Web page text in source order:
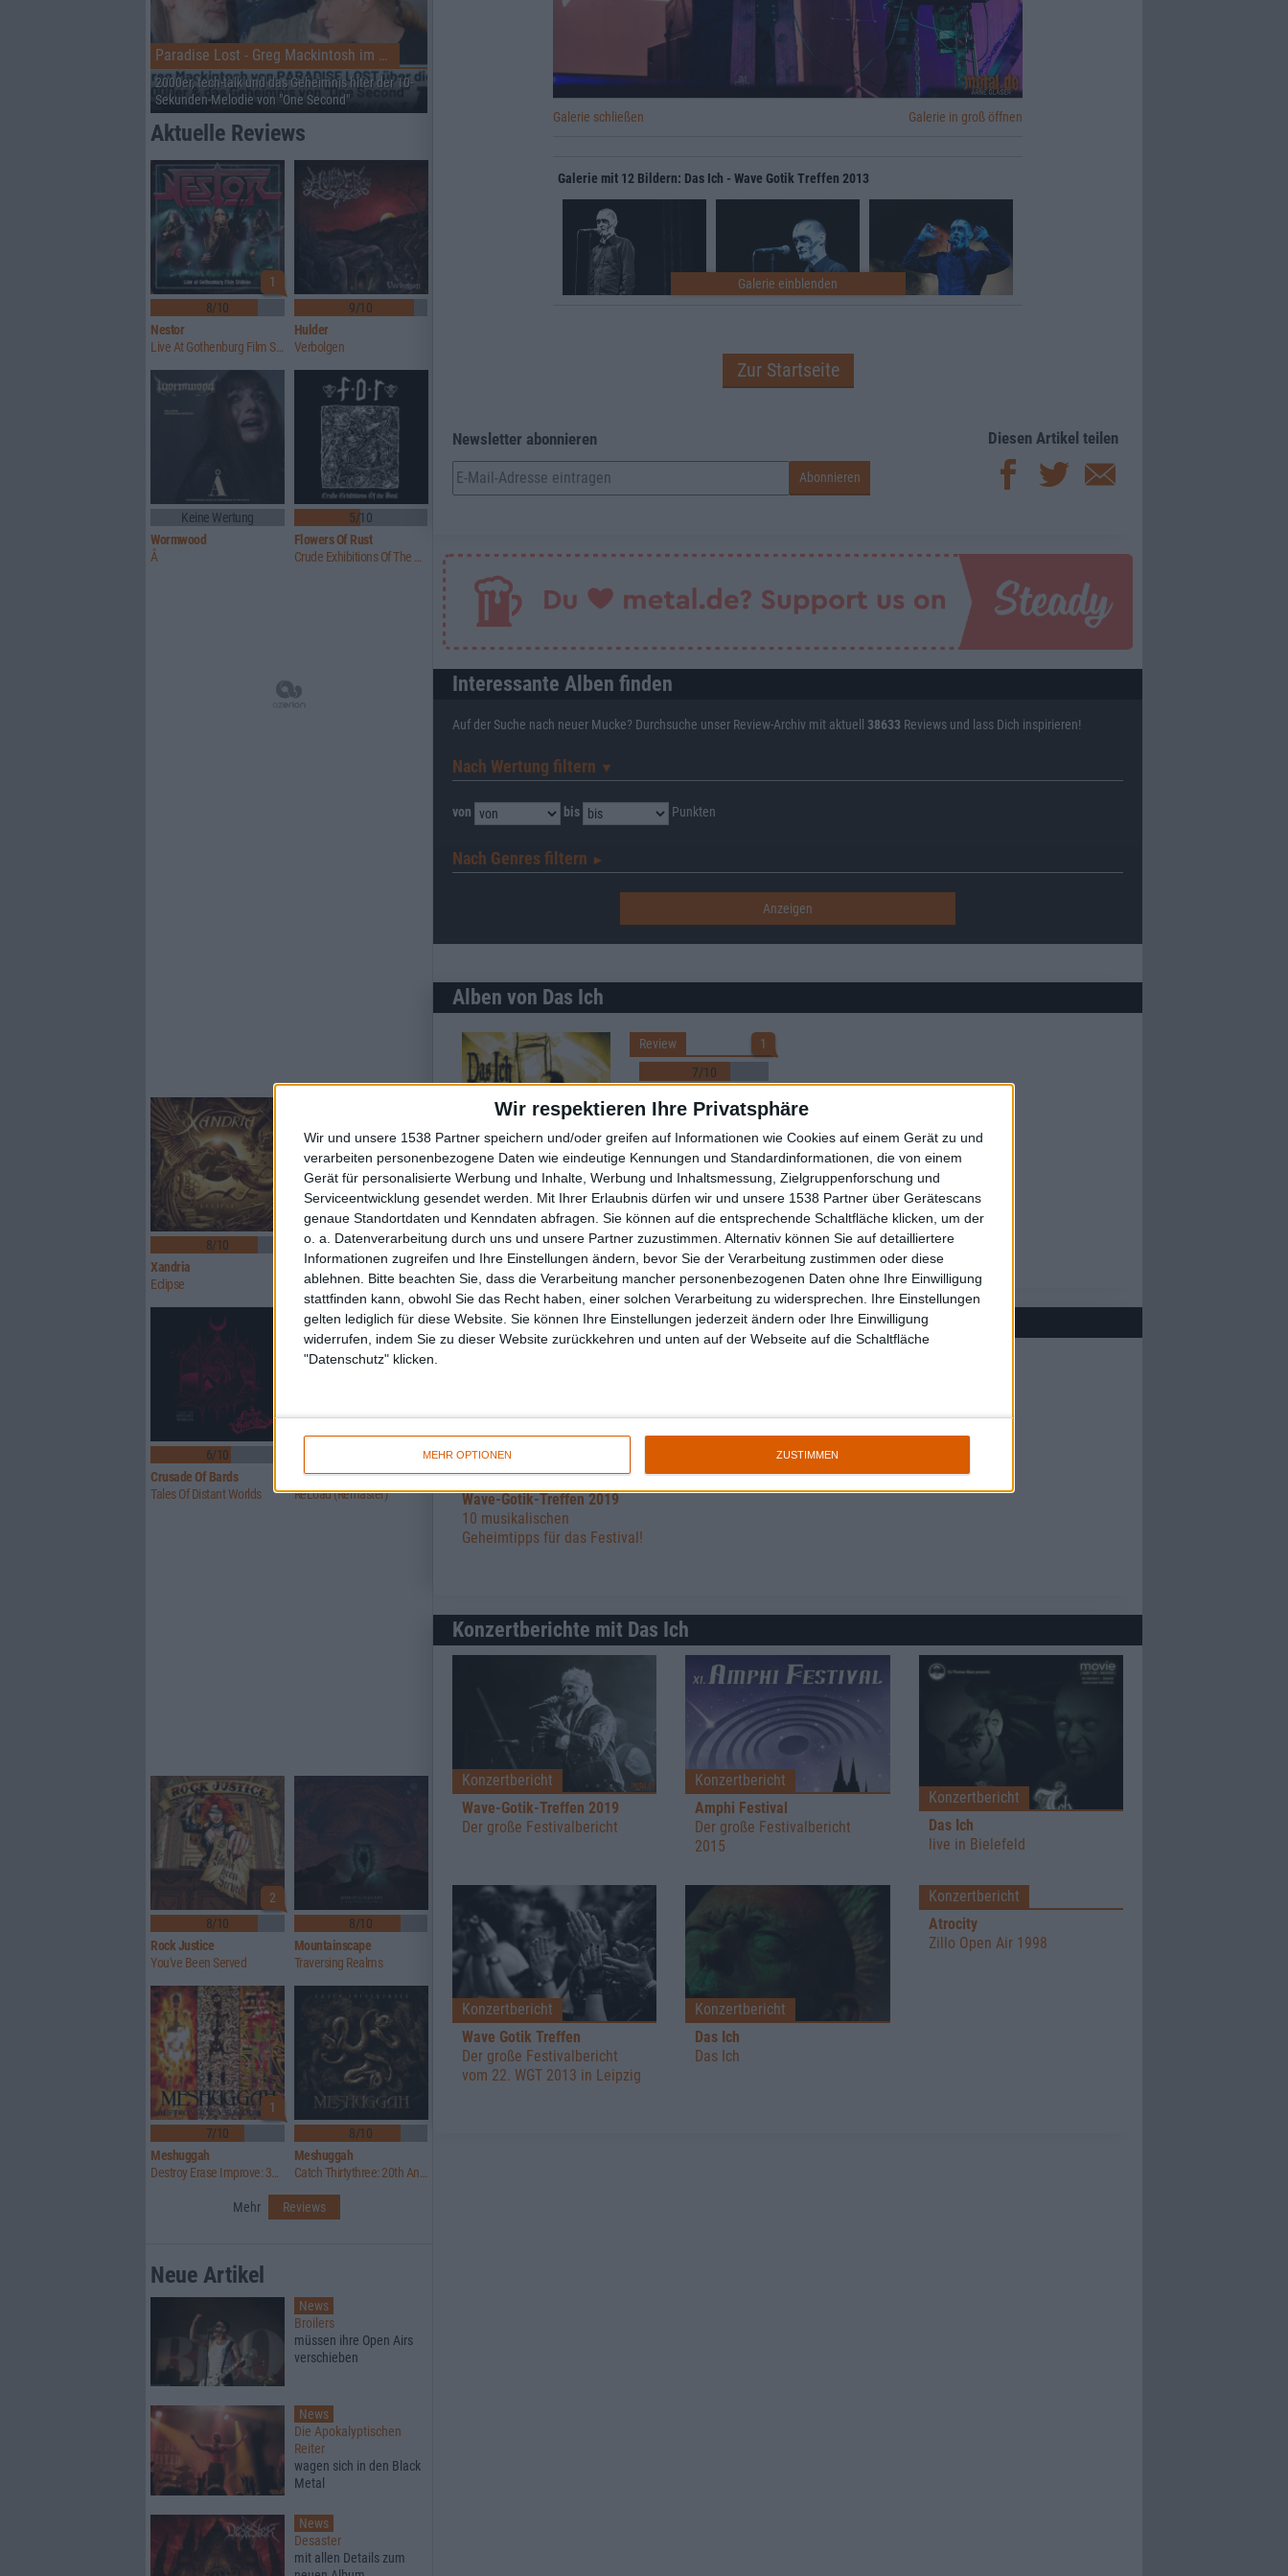
Wir respektieren Ihre Privatsphäre
Wir und unsere 1538 Partner speichern und/oder greifen auf Informationen wie Cookies auf einem Gerät zu und
verarbeiten personenbezogene Daten wie eindeutige Kennungen und Standardinformationen, die von einem
Gerät für personalisierte Werbung und Inhalte, Werbung und Inhaltsmessung, Zielgruppenforschung und
Serviceentwicklung gesendet werden.
Mit Ihrer Erlaubnis dürfen wir und unsere 1538 Partner über Gerätescans
genaue Standortdaten und Kenndaten abfragen. Sie können auf die entsprechende Schaltfläche klicken, um der
o. a. Datenverarbeitung durch uns und unsere Partner zuzustimmen. Alternativ können Sie auf detailliertere
Informationen zugreifen und Ihre Einstellungen ändern, bevor Sie der Verarbeitung zustimmen oder diese
ablehnen.
Bitte beachten Sie, dass die Verarbeitung mancher personenbezogenen Daten ohne Ihre Einwilligung
stattfinden kann, obwohl Sie das Recht haben, einer solchen Verarbeitung zu widersprechen. Ihre Einstellungen
gelten lediglich für diese Website. Sie können Ihre Einstellungen jederzeit ändern oder Ihre Einwilligung
widerrufen, indem Sie zu dieser Website zurückkehren und unten auf der Webseite auf die Schaltfläche
"Datenschutz" klicken.
MEHR OPTIONEN ZUSTIMMEN
Galerie schließen Galerie in groß öffnen
Galerie mit 12 Bildern: Das Ich - Wave Gotik Treffen 2013
Zur Startseite
Newsletter abonnieren Diesen Artikel teilen
Interessante Alben finden
Auf der Suche nach neuer Mucke? Durchsuche unser Review-Archiv mit aktuell 38633 Reviews und lass Dich inspirieren!
Nach Wertung filtern ▼︎
von bis Punkten
Nach Genres filtern ►︎
Alben von Das Ich
9/10
Review
Das Ich
2
Antichrist
7/10
Review 1
Morgue
Weitere Artikel zu Das Ich
Special
Wave-Gotik-Treffen 2019
10 musikalischen
Geheimtipps für das Festival!
Konzertberichte mit Das Ich
Konzertbericht
Wave-Gotik-Treffen 2019
Der große Festivalbericht
Konzertbericht
Amphi Festival
Der große Festivalbericht
2015
Konzertbericht
Das Ich
live in Bielefeld
Konzertbericht
Wave Gotik Treffen
Der große Festivalbericht
vom 22. WGT 2013 in Leipzig
Konzertbericht
Das Ich
Das Ich
Konzertbericht
Atrocity
Zillo Open Air 1998
Paradise Lost - Greg Mackintosh im Interview auf dem RHZ
2000er, tech-talk und das Geheimnis hiter der 10-
Sekunden-Melodie von "One Second"
Aktuelle Reviews
1
8/10
Nestor
Live At Gothenburg Film Studios
9/10
Hulder
Verbolgen
Keine Wertung
Wormwood
Å
5/10
Flowers Of Rust
Crude Exhibitions Of The Soul
8/10
Xandria
Eclipse
1
8/10
Sinner
Boom Bang Goodbye
6/10
Crusade Of Bards
Tales Of Distant Worlds
Metallica
ReLoad (Remaster)
2
8/10
Rock Justice
You've Been Served
8/10
Mountainscape
Traversing Realms
1
7/10
Meshuggah
Destroy Erase Improve: 30th Anniversary Edition
8/10
Meshuggah
Catch Thirtythree: 20th Anniversary Edition
Mehr Reviews
Neue Artikel
News
Broilers
müssen ihre Open Airs
verschieben
News
Die Apokalyptischen
Reiter
wagen sich in den Black
Metal
News
Desaster
mit allen Details zum